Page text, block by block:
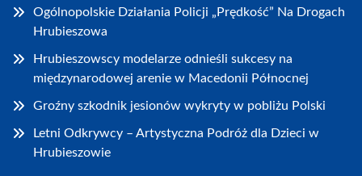
Ogólnopolskie Działania Policji „Prędkość” Na Drogach
Hrubieszowa
Hrubieszowscy modelarze odnieśli sukcesy na
międzynarodowej arenie w Macedonii Północnej
Groźny szkodnik jesionów wykryty w pobliżu Polski
Letni Odkrywcy – Artystyczna Podróż dla Dzieci w
Hrubieszowie